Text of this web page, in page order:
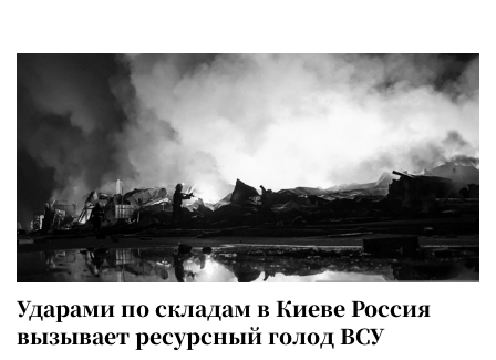
Ударами по складам в Киеве Россия
вызывает ресурсный голод ВСУ